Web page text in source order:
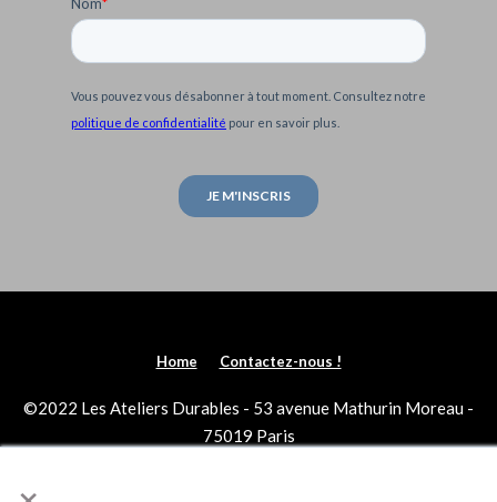
Vous pouvez vous désabonner à tout moment. Consultez notre
politique de confidentialité pour en savoir plus.
Home Contactez-nous !
©2022 Les Ateliers Durables - 53 avenue Mathurin Moreau -
75019 Paris